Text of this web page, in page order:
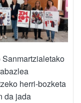
Sanmartzialetako
herri-bozketa
da jada